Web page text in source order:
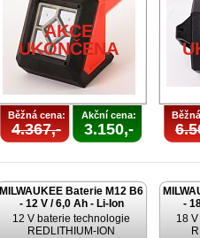
AKCE
UKONČENA
Běžná cena:
4.367,-
Akční cena:
3.150,-
MILWAUKEE Baterie M12 B6
- 12 V / 6,0 Ah - Li-Ion
12 V baterie technologie
REDLITHIUM-ION
-
18